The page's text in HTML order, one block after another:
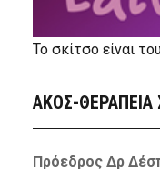
Το σκίτσο είναι
ΑΚΟΣ-
Πρόεδρος Δρ